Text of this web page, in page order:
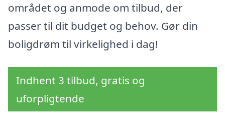
området og anmode om tilbud, der
passer til dit budget og behov. Gør din
boligdrøm til virkelighed i dag!
Indhent 3 tilbud, gratis og
uforpligtende